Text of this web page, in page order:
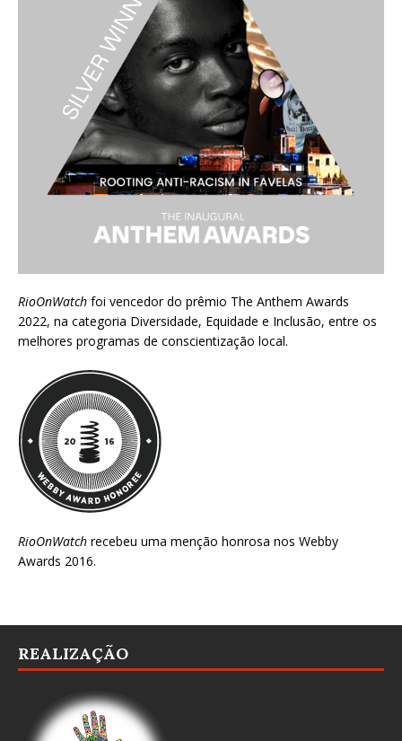
RioOnWatch foi vencedor do prêmio The Anthem Awards
2022, na categoria Diversidade, Equidade e Inclusão, entre os
melhores programas de conscientização local.
RioOnWatch recebeu uma menção honrosa nos Webby
Awards 2016.
REALIZAÇÃO